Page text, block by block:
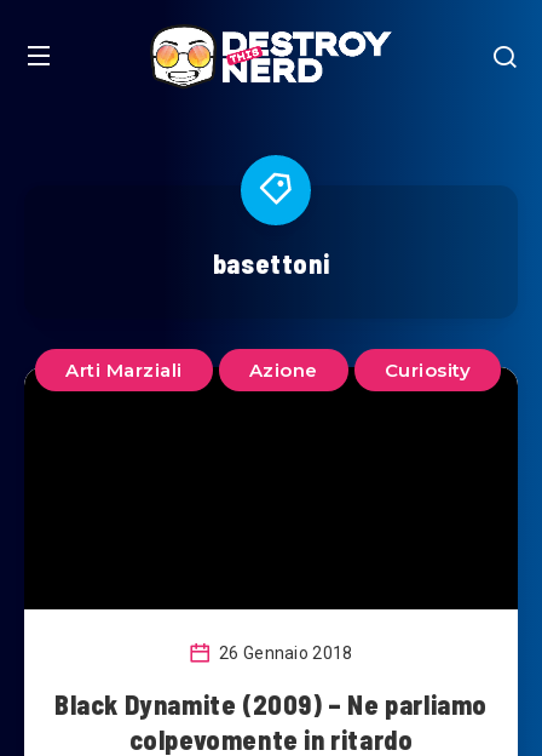
basettoni
Arti Marziali Azione Curiosity
26 Gennaio 2018
Black Dynamite (2009) – Ne parliamo
colpevomente in ritardo